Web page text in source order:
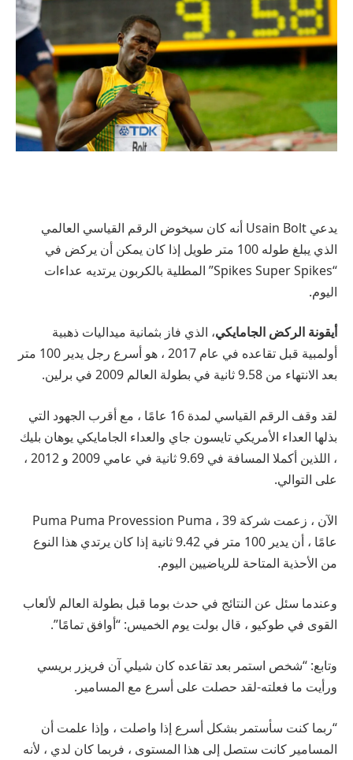
يدعي Usain Bolt أنه كان سيخوض الرقم القياسي العالمي
الذي يبلغ طوله 100 متر طويل إذا كان يمكن أن يركض في
“Spikes Super Spikes” المطلية بالكربون يرتديه عداءات
اليوم.
أيقونة الركض الجامايكي، الذي فاز بثمانية ميداليات ذهبية
أولمبية قبل تقاعده في عام 2017 ، هو أسرع رجل يدير 100 متر
بعد الانتهاء من 9.58 ثانية في بطولة العالم 2009 في برلين.
لقد وقف الرقم القياسي لمدة 16 عامًا ، مع أقرب الجهود التي
بذلها العداء الأمريكي تايسون جاي والعداء الجامايكي يوهان بليك
، اللذين أكملا المسافة في 9.69 ثانية في عامي 2009 و 2012 ،
على التوالي.
الآن ، زعمت شركة Puma Puma Provession Puma ، 39
عامًا ، أن يدير 100 متر في 9.42 ثانية إذا كان يرتدي هذا النوع
من الأحذية المتاحة للرياضيين اليوم.
وعندما سئل عن النتائج في حدث بوما قبل بطولة العالم لألعاب
القوى في طوكيو ، قال بولت يوم الخميس: “أوافق تمامًا”.
وتابع: “شخص استمر بعد تقاعده كان شيلي آن فريزر بريسي
ورأيت ما فعلته-لقد حصلت على أسرع مع المسامير.
“ربما كنت سأستمر بشكل أسرع إذا واصلت ، وإذا علمت أن
المسامير كانت ستصل إلى هذا المستوى ، فربما كان لدي ، لأنه